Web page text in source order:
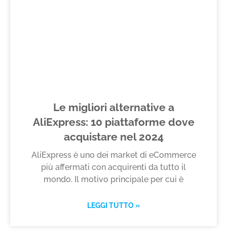
Le migliori alternative a
AliExpress: 10 piattaforme dove
acquistare nel 2024
AliExpress è uno dei market di eCommerce
più affermati con acquirenti da tutto il
mondo. Il motivo principale per cui è
LEGGI TUTTO »